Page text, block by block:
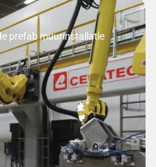
prefab muurinstallatie